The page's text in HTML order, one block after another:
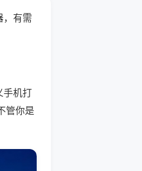
，有需
手机打
管你是